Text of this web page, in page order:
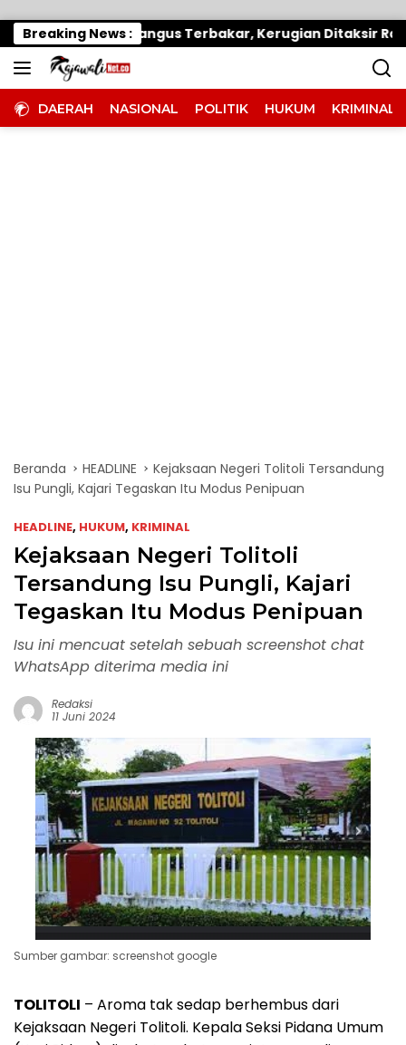
Breaking News :
Terbakar, Kerugian Ditaksir Ratusan Juta
DAERAH NASIONAL POLITIK HUKUM KRIMINAL
Beranda HEADLINE
Kejaksaan Negeri Tolitoli Tersandung
Isu Pungli, Kajari Tegaskan Itu Modus Penipuan
HEADLINE, HUKUM, KRIMINAL
Kejaksaan Negeri Tolitoli
Tersandung Isu Pungli, Kajari
Tegaskan Itu Modus Penipuan
Isu ini mencuat setelah sebuah screenshot chat
WhatsApp diterima media ini
Redaksi
11 Juni 2024
Sumber gambar: screenshot google
TOLITOLI – Aroma tak sedap berhembus dari
Kejaksaan Negeri Tolitoli. Kepala Seksi Pidana Umum